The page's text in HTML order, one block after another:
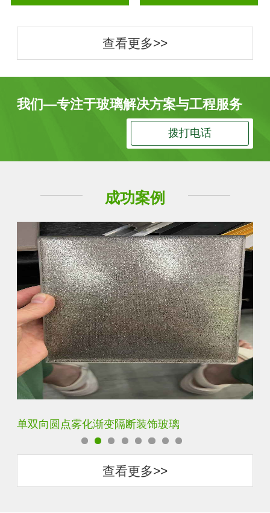
查看更多>>
我们—专注于玻璃解决方案与工程服务
拨打电话
成功案例
双向单向磨砂渐变玻璃
查看更多>>